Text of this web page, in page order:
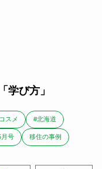
学び方」
コスメ #北海道
月号 移住の事例